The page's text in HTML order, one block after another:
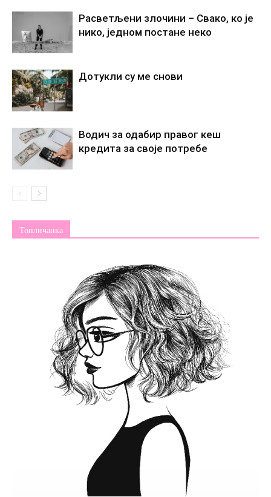
Расветљени злочини – Свако, ко је
нико, једном постане некo
Дотукли су ме снови
Водич за одабир правог кеш
кредита за своје потребе
Топличанка